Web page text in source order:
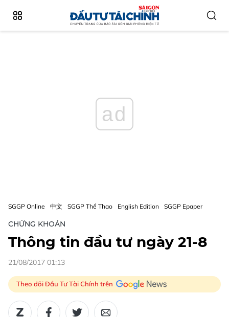
ad
SGGP Online 中文 SGGP Thể Thao English Edition SGGP Epaper
CHỨNG KHOÁN
Thông tin đầu tư ngày 21-8
21/08/2017 01:13
Theo dõi Đầu Tư Tài Chính trên